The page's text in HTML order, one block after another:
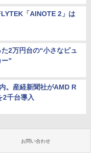
「AINOTE 2」は
2万円台の“小さなピュ
”
。産経新聞社がAMD R
千台導入
お問い合わせ